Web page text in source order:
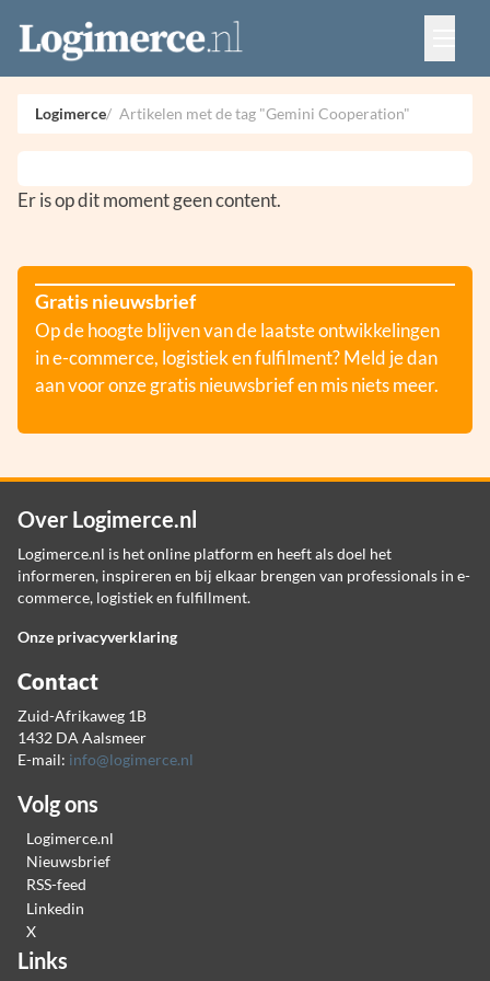
Vacatures
Events
Adverteren
Partners
Logimerce Artikelen met de tag "Gemini Cooperation"
Er is op dit moment geen content.
Gratis nieuwsbrief
Op de hoogte blijven van de laatste ontwikkelingen
in e-commerce, logistiek en fulfilment? Meld je dan
aan voor onze gratis nieuwsbrief en mis niets meer.
Over Logimerce.nl
Logimerce.nl is het online platform en heeft als doel het
informeren, inspireren en bij elkaar brengen van professionals in e-
commerce, logistiek en fulfillment.
Onze privacyverklaring
Contact
Zuid-Afrikaweg 1B
1432 DA Aalsmeer
E-mail: info@logimerce.nl
Volg ons
Logimerce.nl
Nieuwsbrief
RSS-feed
Linkedin
X
Links